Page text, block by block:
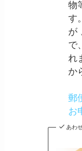
物
す
が
で
れ
か
郵
お
あわ